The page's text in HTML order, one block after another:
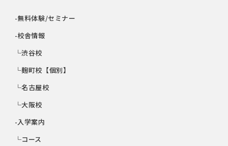
-無料体験/セミナー
-校舎情報
└渋谷校
└麹町校【個別】
└名古屋校
└大阪校
-入学案内
└コース